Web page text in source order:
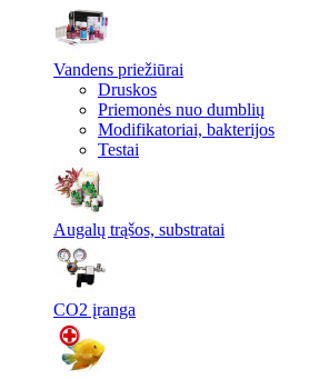
Vandens priežiūrai
Druskos
Priemonės nuo dumblių
Modifikatoriai, bakterijos
Testai
Augalų trąšos, substratai
CO2 įranga